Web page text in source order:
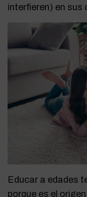
interfieren) en sus
Educar a edades
porque es el